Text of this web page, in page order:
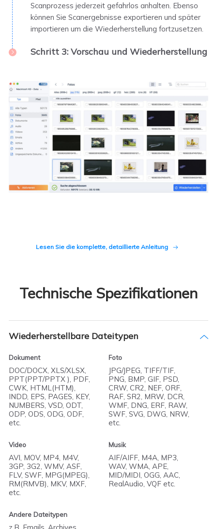
Scanprozess jederzeit gefahrlos anhalten. Ebenso
können Sie Scanergebnisse exportieren und später
importieren um die Wiederherstellung fortzusetzen.
Schritt 3: Vorschau und Wiederherstellung
Dateitypen können Sie schon in der Vorschau öffnen
und überprüfen. Anschließend wählen Sie, was sie
wiederherstellen möchten. Fertig!
Lesen Sie die komplette, detaillierte Anleitung 
Technische Spezifikationen
Wiederherstellbare Dateitypen
Dokument
DOC/DOCX, XLS/XLSX,
PPT(PPT/PPTX ), PDF,
CWK, HTML(HTM),
INDD, EPS, PAGES, KEY,
NUMBERS, VSD, ODT,
ODP, ODS, ODG, ODF,
etc.
Video
AVI, MOV, MP4, M4V,
3GP, 3G2, WMV, ASF,
FLV, SWF, MPG(MPEG),
RM(RMVB), MKV, MXF,
etc.
Andere Dateitypen
Foto
JPG/JPEG, TIFF/TIF,
PNG, BMP, GIF, PSD,
CRW, CR2, NEF, ORF,
RAF, SR2, MRW, DCR,
WMF, DNG, ERF, RAW,
SWF, SVG, DWG, NRW,
etc.
Musik
AIF/AIFF, M4A, MP3,
WAV, WMA, APE,
MID/MIDI, OGG, AAC,
RealAudio, VQF etc.